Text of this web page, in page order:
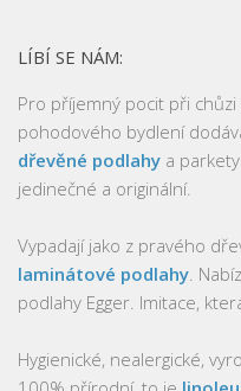
LÍBÍ SE NÁM:
Pro příjemný pocit při
pohodového bydlení
dřevěné podlahy a
jedinečné a originální.
Vypadají jako z pravého
laminátové podlahy .
podlahy Egger. Imitace,
Hygienické, nealergické,